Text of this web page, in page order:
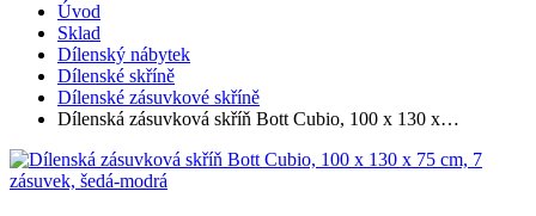
Úvod
Sklad
Dílenský nábytek
Dílenské skříně
Dílenské zásuvkové skříně
Dílenská zásuvková skříň Bott Cubio, 100 x 130 x…